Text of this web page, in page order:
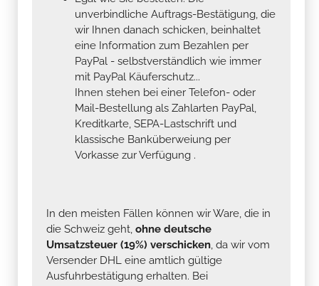
unverbindliche Auftrags-Bestätigung, die
wir Ihnen danach schicken, beinhaltet
eine Information zum Bezahlen per
PayPal - selbstverständlich wie immer
mit PayPal Käuferschutz...
Ihnen stehen bei einer Telefon- oder
Mail-Bestellung als Zahlarten PayPal,
Kreditkarte, SEPA-Lastschrift und
klassische Banküberweiung per
Vorkasse zur Verfügung .
In den meisten Fällen können wir Ware, die in
die Schweiz geht, ohne deutsche
Umsatzsteuer (19%) verschicken, da wir vom
Versender DHL eine amtlich gültige
Ausfuhrbestätigung erhalten. Bei